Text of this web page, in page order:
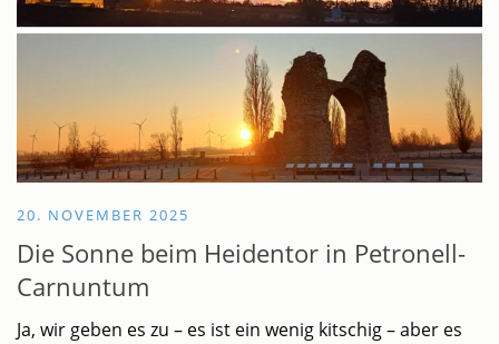
20. NOVEMBER 2025
Die Sonne beim Heidentor in Petronell-
Carnuntum
Ja, wir geben es zu – es ist ein wenig kitschig – aber es